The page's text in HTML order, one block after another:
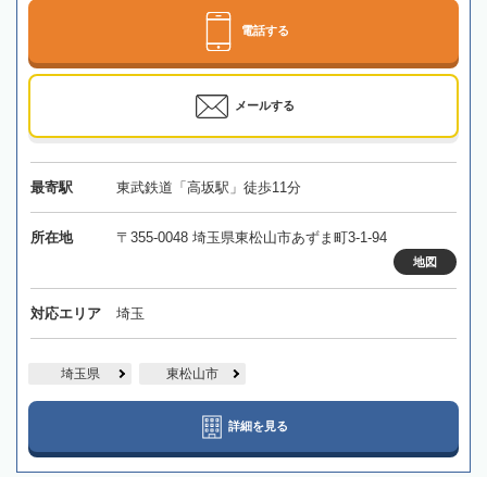
電話する
メールする
最寄駅 東武鉄道「高坂駅」徒歩11分
所在地 〒355-0048 埼玉県東松山市あずま町3-1-94
地図
対応エリア 埼玉
埼玉県 東松山市
詳細を見る